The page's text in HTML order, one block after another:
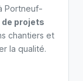
Portneuf-
projets
chantiers et
la qualité.